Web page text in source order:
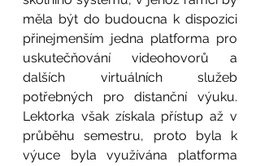
měla být do budoucna k dispozici
přinejmenším jedna platforma pro
uskutečňování videohovorů a
dalších virtuálních služeb
potřebných pro distanční výuku.
Lektorka však získala přístup až v
průběhu semestru, proto byla k
výuce byla využívána platforma